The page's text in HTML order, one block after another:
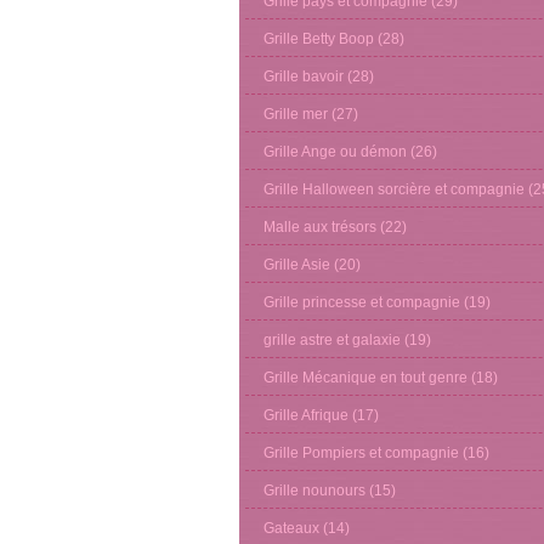
Grille Betty Boop (28)
Grille bavoir (28)
Grille mer (27)
Grille Ange ou démon (26)
Grille Halloween sorcière et compagnie
Malle aux trésors (22)
Grille Asie (20)
Grille princesse et compagnie (19)
grille astre et galaxie (19)
Grille Mécanique en tout genre (18)
Grille Afrique (17)
Grille Pompiers et compagnie (16)
Grille nounours (15)
Gateaux (14)